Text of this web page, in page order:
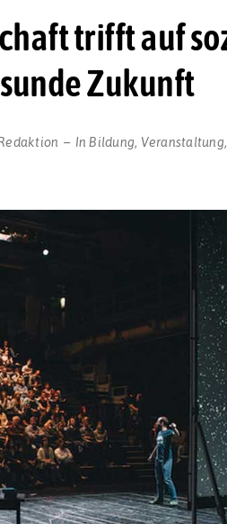
trifft auf
Zukunft
In Bildung Veranstaltung